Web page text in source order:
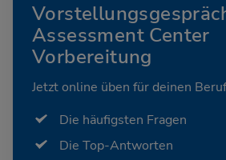
Assessment Center
Vorbereitung
Jetzt online üben für deinen
Die häufigsten Fragen
Die Top-Antworten